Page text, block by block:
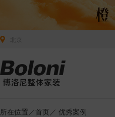
所在位置／首页 ／ 优秀案例